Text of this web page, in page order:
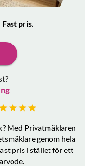
pris.
? Med Privatmäklaren
genom hela
pris i stället för ett